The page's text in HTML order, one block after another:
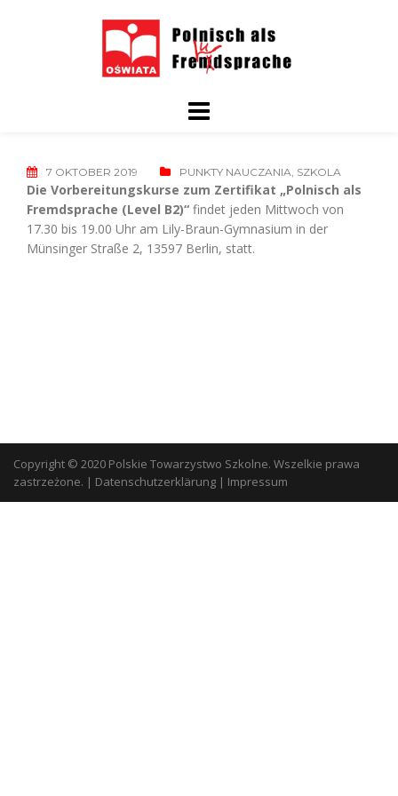
7 OKTOBER 2019 PUNKTY NAUCZANIA, SZKOLA
Die Vorbereitungskurse zum Zertifikat „Polnisch als
Fremdsprache (Level B2)“ findet jeden Mittwoch von
17.30 bis 19.00 Uhr am Lily-Braun-Gymnasium in der
Münsinger Straße 2, 13597 Berlin, statt.
Copyright © 2020 Polskie Towarzystwo Szkolne. Wszelkie prawa
zastrzeżone. | Datenschutzerklärung | Impressum